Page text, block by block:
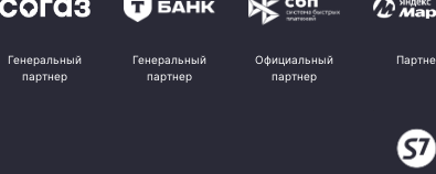
Генеральный
партнер
Генеральный
партнер
Официальный
партнер